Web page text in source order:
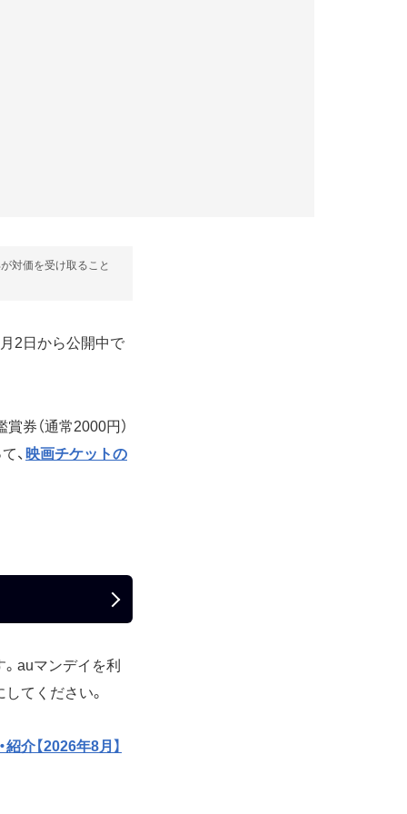
対価を受け取ること
2日から公開中で
券（通常2000円）
、 映画チケットの
auマンデイを利
てください。
介【2026年8月】